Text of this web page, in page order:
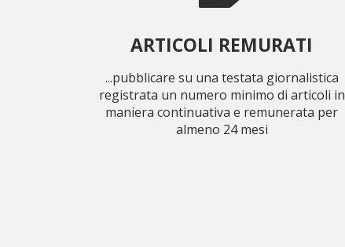
ARTICOLI REMURATI
...pubblicare su una testata giornalistica
registrata un numero minimo di articoli in
maniera continuativa e remunerata per
almeno 24 mesi